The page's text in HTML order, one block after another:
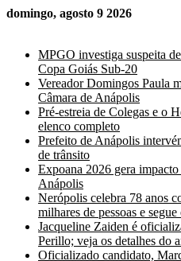
domingo, agosto 9 2026
MPGO investiga suspeita
Copa Goiás Sub-20
Vereador Domingos Paula
Câmara de Anápolis
Pré-estreia de Colegas e o
elenco completo
Prefeito de Anápolis
de trânsito
Expoana 2026 gera
Anápolis
Nerópolis celebra 78 anos
milhares de pessoas e
Jacqueline Zaiden é
Perillo; veja os detalhes do
Oficializado candidato,